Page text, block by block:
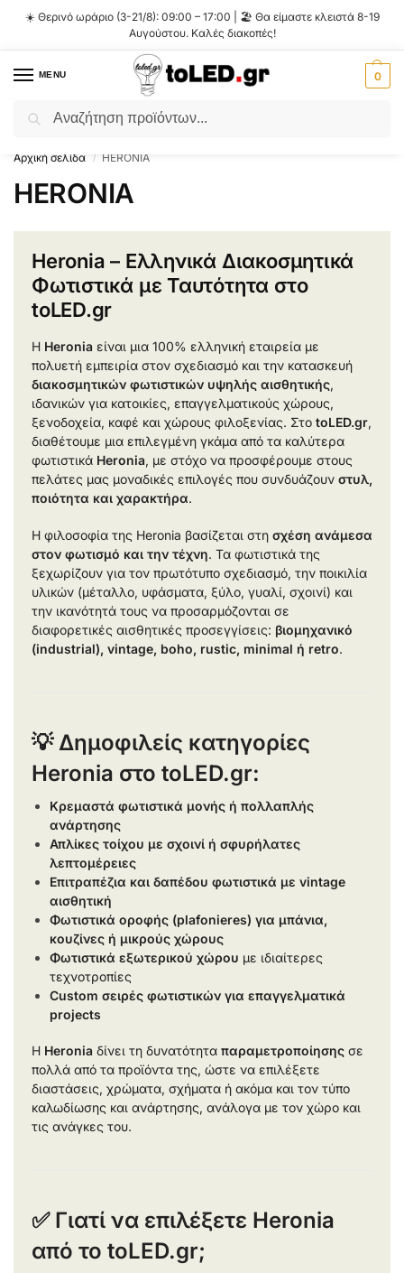
☀️ Θερινό ωράριο (3-21/8): 09:00 – 17:00 | 🏖️ Θα είμαστε κλειστά 8-19
Αυγούστου. Καλές διακοπές!
MENU 0
Flash Sale ⚡ 10% Έκπτωση με τον κωδικό
Αρχική σελίδα / HERONIA
HERONIA
Heronia – Ελληνικά Διακοσμητικά
Φωτιστικά με Ταυτότητα στο
toLED.gr
Η Heronia είναι μια 100% ελληνική εταιρεία με
πολυετή εμπειρία στον σχεδιασμό και την κατασκευή
διακοσμητικών φωτιστικών υψηλής αισθητικής,
ιδανικών για κατοικίες, επαγγελματικούς χώρους,
ξενοδοχεία, καφέ και χώρους φιλοξενίας. Στο toLED.gr,
διαθέτουμε μια επιλεγμένη γκάμα από τα καλύτερα
φωτιστικά Heronia, με στόχο να προσφέρουμε στους
πελάτες μας μοναδικές επιλογές που συνδυάζουν στυλ,
ποιότητα και χαρακτήρα.
Η φιλοσοφία της Heronia βασίζεται στη σχέση ανάμεσα
στον φωτισμό και την τέχνη. Τα φωτιστικά της
ξεχωρίζουν για τον πρωτότυπο σχεδιασμό, την ποικιλία
υλικών (μέταλλο, υφάσματα, ξύλο, γυαλί, σχοινί) και
την ικανότητά τους να προσαρμόζονται σε
διαφορετικές αισθητικές προσεγγίσεις: βιομηχανικό
(industrial), vintage, boho, rustic, minimal ή retro.
💡 Δημοφιλείς κατηγορίες
Heronia στο toLED.gr:
Κρεμαστά φωτιστικά μονής ή πολλαπλής
ανάρτησης
Απλίκες τοίχου με σχοινί ή σφυρήλατες
λεπτομέρειες
Επιτραπέζια και δαπέδου φωτιστικά με vintage
αισθητική
Φωτιστικά οροφής (plafonieres) για μπάνια,
κουζίνες ή μικρούς χώρους
Φωτιστικά εξωτερικού χώρου με ιδιαίτερες
τεχνοτροπίες
Custom σειρές φωτιστικών για επαγγελματικά
projects
Η Heronia δίνει τη δυνατότητα παραμετροποίησης σε
πολλά από τα προϊόντα της, ώστε να επιλέξετε
διαστάσεις, χρώματα, σχήματα ή ακόμα και τον τύπο
καλωδίωσης και ανάρτησης, ανάλογα με τον χώρο και
τις ανάγκες του.
✅ Γιατί να επιλέξετε Heronia
από το toLED.gr;